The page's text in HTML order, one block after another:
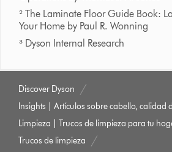
² The Laminate Floor Guide Book:
Your Home by Paul R. Wonning
³ Dyson Internal Research
Discover Dyson
Insights | Artículos sobre cabello, calidad
Limpieza | Trucos de limpieza para tu
Trucos de limpieza